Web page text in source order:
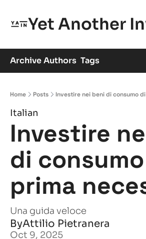
Yet Another
ArchiveAuthors Tags
Home Posts Investire nei beni di consumo
Italian
Investire
di
prima
Una guida veloce
ByAttilio Pietranera
Oct 9, 2025